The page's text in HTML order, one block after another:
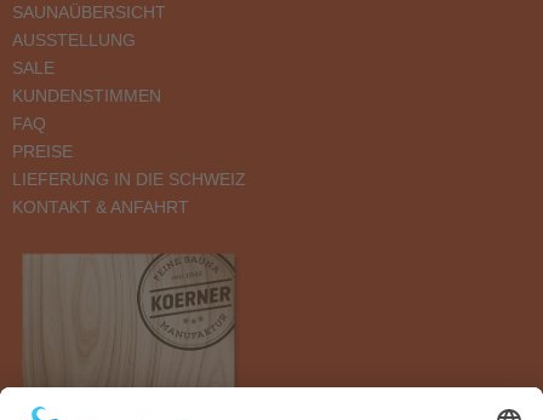
SAUNAÜBERSICHT
AUSSTELLUNG
SALE
KUNDENSTIMMEN
FAQ
PREISE
LIEFERUNG IN DIE SCHWEIZ
KONTAKT & ANFAHRT